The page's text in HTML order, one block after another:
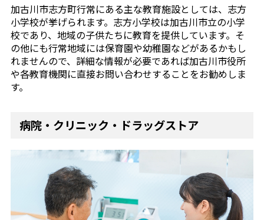
加古川市志方町行常にある主な教育施設としては、志方
小学校が挙げられます。志方小学校は加古川市立の小学
校であり、地域の子供たちに教育を提供しています。そ
の他にも行常地域には保育園や幼稚園などがあるかもし
れませんので、詳細な情報が必要であれば加古川市役所
や各教育機関に直接お問い合わせすることをお勧めしま
す。
病院・クリニック・ドラッグストア